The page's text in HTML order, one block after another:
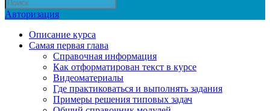
Авторизация
Описание курса
Самая первая глава
Справочная информация
Как отформатирован текст в курсе
Видеоматериалы
Где практиковаться и выполнять задания
Примеры решения типовых задач